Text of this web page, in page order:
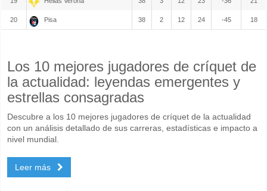
20 Pisa 38 2 12 24 -45 18
Los 10 mejores jugadores de críquet de
la actualidad: leyendas emergentes y
estrellas consagradas
Descubre a los 10 mejores jugadores de críquet de la actualidad
con un análisis detallado de sus carreras, estadísticas e impacto a
nivel mundial.
Leer más